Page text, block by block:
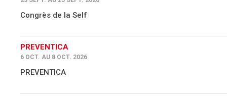
Congrès de la Self
PREVENTICA
6 OCT. AU 8 OCT. 2026
PREVENTICA